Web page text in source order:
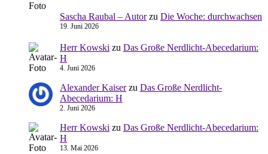
Sascha Raubal – Autorzu Die Woche: durchwachsen
19. Juni 2026
Herr Kowski zu Das Große Nerdlicht-Abecedarium:
H
4. Juni 2026
Alexander Kaiserzu Das Große Nerdlicht-
Abecedarium: H
2. Juni 2026
Herr Kowski zu Das Große Nerdlicht-Abecedarium:
H
13. Mai 2026